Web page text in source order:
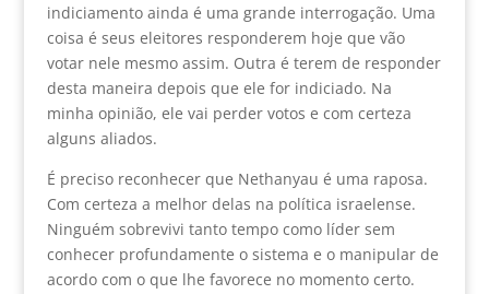
indiciamento ainda é uma grande interrogação. Uma
coisa é seus eleitores responderem hoje que vão
votar nele mesmo assim. Outra é terem de responder
desta maneira depois que ele for indiciado. Na
minha opinião, ele vai perder votos e com certeza
alguns aliados.
É preciso reconhecer que Nethanyau é uma raposa.
Com certeza a melhor delas na política israelense.
Ninguém sobrevivi tanto tempo como líder sem
conhecer profundamente o sistema e o manipular de
acordo com o que lhe favorece no momento certo.